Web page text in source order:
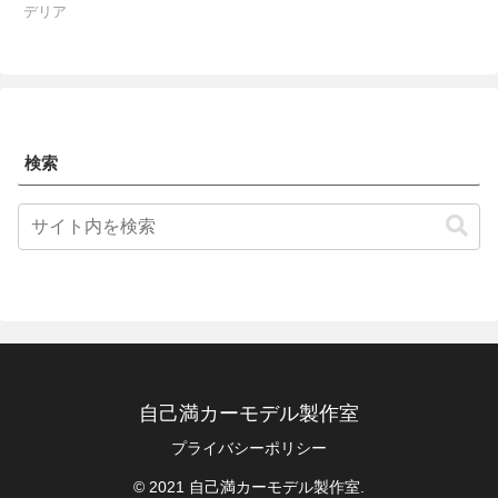
デリア
検索
自己満カーモデル製作室
プライバシーポリシー
© 2021 自己満カーモデル製作室.